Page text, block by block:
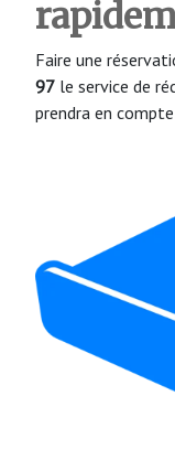
Faire une
97 le service de
prendra en